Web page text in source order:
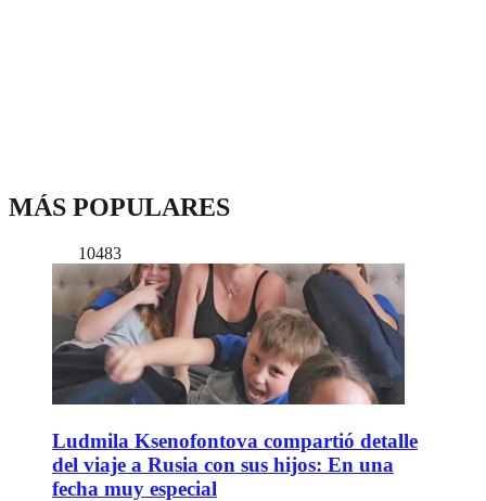
MÁS POPULARES
10483
Ludmila Ksenofontova compartió detalle
del viaje a Rusia con sus hijos: En una
fecha muy especial